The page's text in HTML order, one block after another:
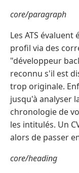
core/paragraph
Les ATS
profil via des
"développeur
reconnu s'il est
trop originale.
jusqu'à analyser
chronologie de
les intitulés. Un
alors de passer
core/heading